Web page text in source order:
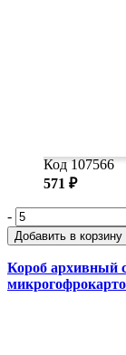
Код 107566
571 ₽
-
Добавить в корзину
Короб архивный